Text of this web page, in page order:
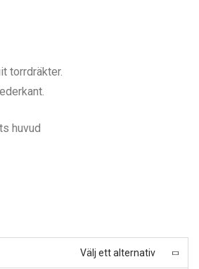
torrdräkter.
huvud
Välj ett alternativ